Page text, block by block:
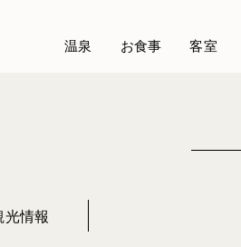
温泉 お食事 客室
光情報